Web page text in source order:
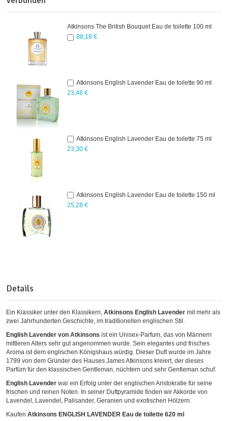
Atkinsons The British Bouquet Eau de toilette 100 ml
88,18 €
Atkinsons English Lavender Eau de toilette 90 ml
23,46 €
Atkinsons English Lavender Eau de toilette 75 ml
23,30 €
Atkinsons English Lavender Eau de toilette 150 ml
25,28 €
Details
Ein Klassiker unter den Klassikern, Atkinsons English Lavender mit mehr als
zwei Jahrhunderten Geschichte, im traditionellen englischen Stil.
English Lavender von Atkinsons ist ein Unisex-Parfum, das von Männern
mittleren Alters sehr gut angenommen wurde. Sein elegantes und frisches
Aroma ist dem englischen Königshaus würdig. Dieser Duft wurde im Jahre
1799 von dem Gründer des Hauses James Atkinsons kreiert, der dieses
Parfüm für den klassischen Gentleman, nüchtern und sehr Gentleman schuf.
English Lavender war ein Erfolg unter der englischen Aristokratie für seine
frischen und reinen Noten. In seiner Duftpyramide finden wir Akkorde von
Lavendel, Lavendel, Palisander, Geranien und exotischen Hölzern.
Kaufen Atkinsons ENGLISH LAVENDER Eau de toilette 620 ml